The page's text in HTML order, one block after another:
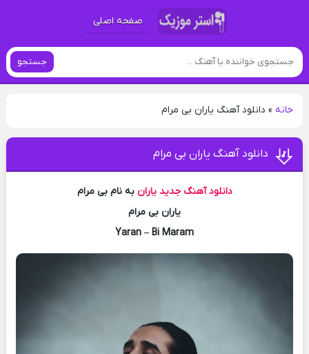
صفحه اصلی
جستجو
خانه» دانلود آهنگ یاران بی مرام
دانلود آهنگ یاران بی مرام
دانلود آهنگ جدید یاران به نام بی مرام
یاران بی مرام
Yaran – Bi Maram